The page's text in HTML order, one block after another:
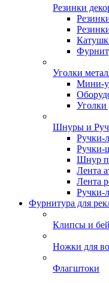
Резинки
Уголки
Мини-
Уголки
Шнуры и
Ручки-
Ручки-
Шнур
Лента
Лента
Ручки-
Фурнитура для
Клипсы и
Ножки для
Флагштоки